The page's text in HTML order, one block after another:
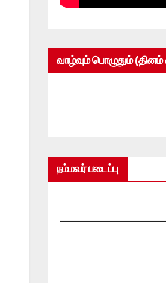
வாழ்வும் பொழுதும் (தினம்
நம்மவர் படைப்பு